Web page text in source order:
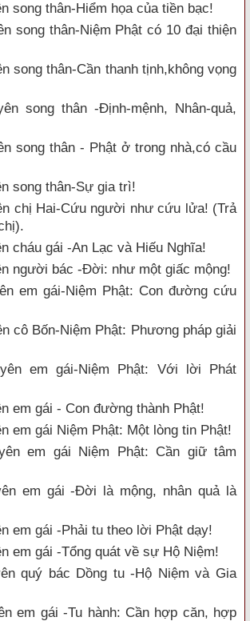
song thân-Hiểm họa của tiền bạc!
song thân-Niệm Phật có 10 đại thiện
song thân-Cần thanh tịnh,không vọng
song thân -Định-mệnh, Nhân-quả,
song thân - Phật ở trong nhà,có cầu
song thân-Sự gia trì!
chị Hai-Cứu người như cứu lửa! (Trả
cháu gái -An Lạc và Hiếu Nghĩa!
người bác -Đời: như một giấc mộng!
em gái-Niệm Phật: Con đường cứu
cô Bốn-Niệm Phật: Phương pháp giải
em gái-Niệm Phật: Với lời Phát
em gái - Con đường thành Phật!
em gái Niệm Phật: Một lòng tin Phật!
em gái Niệm Phật: Cần giữ tâm
em gái -Đời là mộng, nhân quả là
em gái -Phải tu theo lời Phật dạy!
em gái -Tổng quát về sự Hộ Niệm!
quý bác Dồng tu -Hộ Niệm và Gia
em gái -Tu hành: Cần hợp căn, hợp